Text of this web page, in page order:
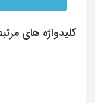
کلیدواژه های